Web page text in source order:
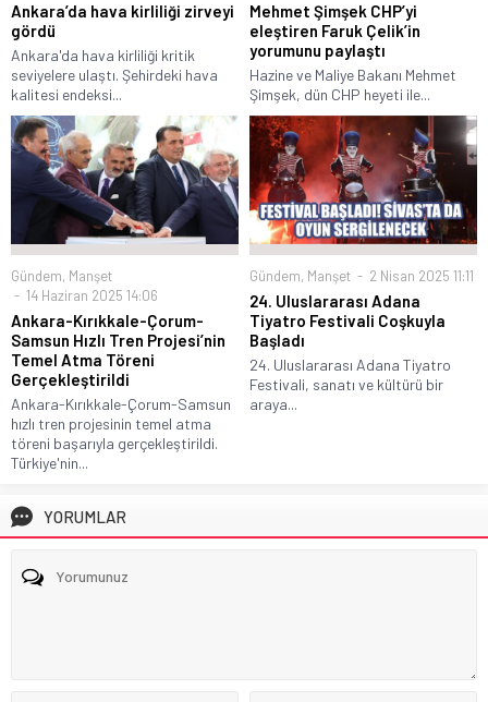
Ankara’da hava kirliliği zirveyi
gördü
Ankara'da hava kirliliği kritik
seviyelere ulaştı. Şehirdeki hava
kalitesi endeksi...
Mehmet Şimşek CHP’yi
eleştiren Faruk Çelik’in
yorumunu paylaştı
Hazine ve Maliye Bakanı Mehmet
Şimşek, dün CHP heyeti ile...
Gündem, Manşet
14 Haziran 2025 14:06
Ankara-Kırıkkale-Çorum-
Samsun Hızlı Tren Projesi’nin
Temel Atma Töreni
Gerçekleştirildi
Ankara-Kırıkkale-Çorum-Samsun
hızlı tren projesinin temel atma
töreni başarıyla gerçekleştirildi.
Türkiye'nin...
Gündem, Manşet 2 Nisan 2025 11:11
24. Uluslararası Adana
Tiyatro Festivali Coşkuyla
Başladı
24. Uluslararası Adana Tiyatro
Festivali, sanatı ve kültürü bir
araya...
YORUMLAR